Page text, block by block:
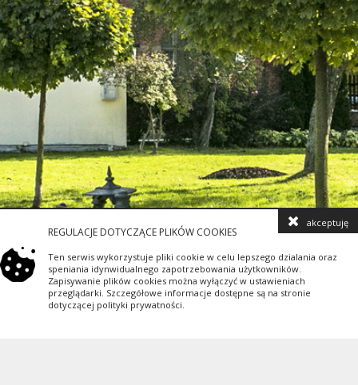
REGULACJE DOTYCZĄCE PLIKÓW COOKIES
Ten serwis wykorzystuje pliki cookie w celu lepszego dzialania oraz
speniania idynwidualnego zapotrzebowania użytkowników.
Zapisywanie plików cookies można wyłączyć w ustawieniach
przeglądarki. Szczegółowe informacje dostępne są na stronie
dotyczącej polityki prywatności.
akceptuję